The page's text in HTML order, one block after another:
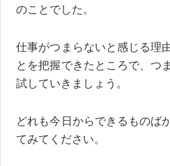
のことでした。
仕事がつまらないと感じる理
とを把握できたところで、つ
試していきましょう。
どれも今日からできるものば
てみてください。